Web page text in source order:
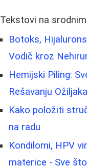
Tekstovi na
Botoks,
Vodič kroz
Hemijski Piling:
Rešavanju
Kako položiti
na radu
Kondilomi, HPV
materice - Sve